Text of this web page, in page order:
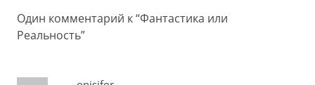
Один комментарий к “Фантастика или
Реальность”